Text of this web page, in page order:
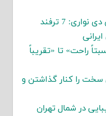
نورپردازی مخفی با ال ای دی نواری: 7 ترفند
راحت» تا «تقریباً
روتین‌های سخت را کنار گذاشتن و
در شمال تهران